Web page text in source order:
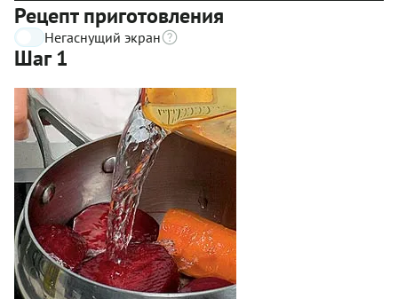
Рецепт приготовления
Негаснущий экран
Шаг 1